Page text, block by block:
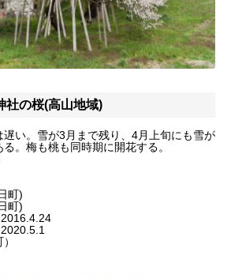
の桜(高山地域)
遅い。雪が3月まで残り、4月上旬にも雪が
。梅も桃も同時期に開花する。
町)
町)